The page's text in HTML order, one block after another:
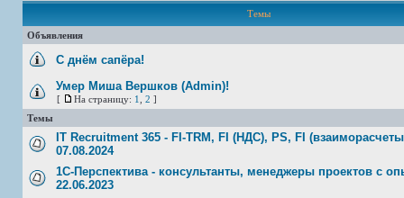
Темы
Объявления
С днём сапёра!
Умер Миша Вершков (Admin)!
[ На страницу: 1 2 ]
Темы
IT Recruitment 365 - FI-TRM, FI (НДС), PS, FI
07.08.2024
1С-Перспектива - консультанты, менеджеры проектов с
22.06.2023